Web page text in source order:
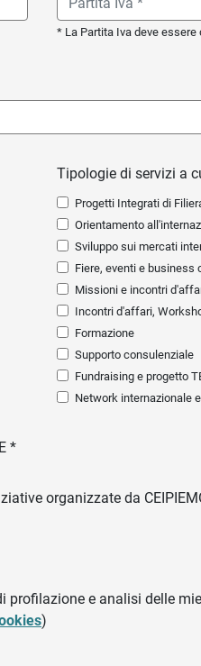
* La Partita Iva deve
Tipologie di servizi a
Progetti Integrati di
Orientamento
Sviluppo sui mercati
Fiere, eventi e business
Missioni e incontri
Incontri d'affari,
Formazione
Supporto consulenziale
Fundraising e progetto
Network internazionale
*
organizzate da
e analisi delle
)